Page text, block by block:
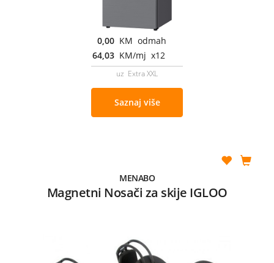
0,00 KM odmah
64,03 KM/mj x12
uz Extra XXL
Saznaj više
MENABO
Magnetni Nosači za skije IGLOO